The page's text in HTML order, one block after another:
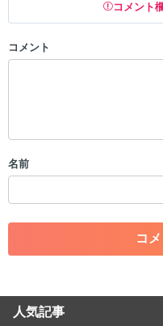
コメント
以下の書き込みを禁止とし、
・一度削除された投稿を再
・アカウントの売買など
・各ゲームのネタバレを
・その他、管理者が不適
コメントの削除を申請する
コメント
名前
人気記事